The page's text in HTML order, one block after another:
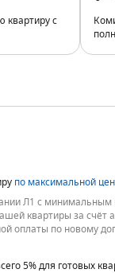
квартиру с
по максимальной
Л1 с
квартиры за счёт
оплаты по новому
5% для готовых